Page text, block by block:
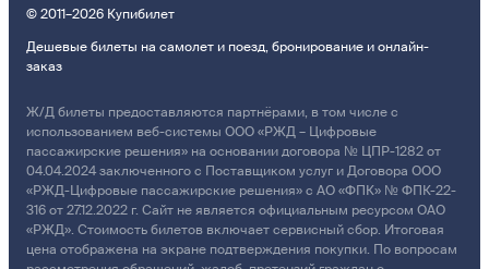
© 2011–2026 Купибилет
Дешевые билеты на самолет и поезд, бронирование и онлайн-
заказ
Ж/Д билеты предоставляются партнёрами, в том числе с
использованием веб-системы ООО «РЖД – Цифровые
пассажирские решения» на основании договора № ЦПР-1282 от
04.04.2024 заключенного с Поставщиком услуг и Договора ООО
«РЖД-Цифровые пассажирские решения» с АО «ФПК» № ФПК-22-
316 от 27.12.2022 г. Сайт не является официальным ресурсом ОАО
«РЖД». Стоимость билетов включает сервисный сбор. Итоговая
цена отображена на экране подтверждения покупки. По вопросам